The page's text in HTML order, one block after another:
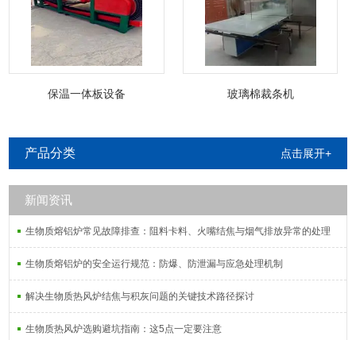
保温一体板设备 玻璃棉裁条机
产品分类 点击展开+
新闻资讯
生物质熔铝炉常见故障排查：阻料卡料、火嘴结焦与烟气排放异常的处理
生物质熔铝炉的安全运行规范：防爆、防泄漏与应急处理机制
解决生物质热风炉结焦与积灰问题的关键技术路径探讨
生物质热风炉选购避坑指南：这5点一定要注意